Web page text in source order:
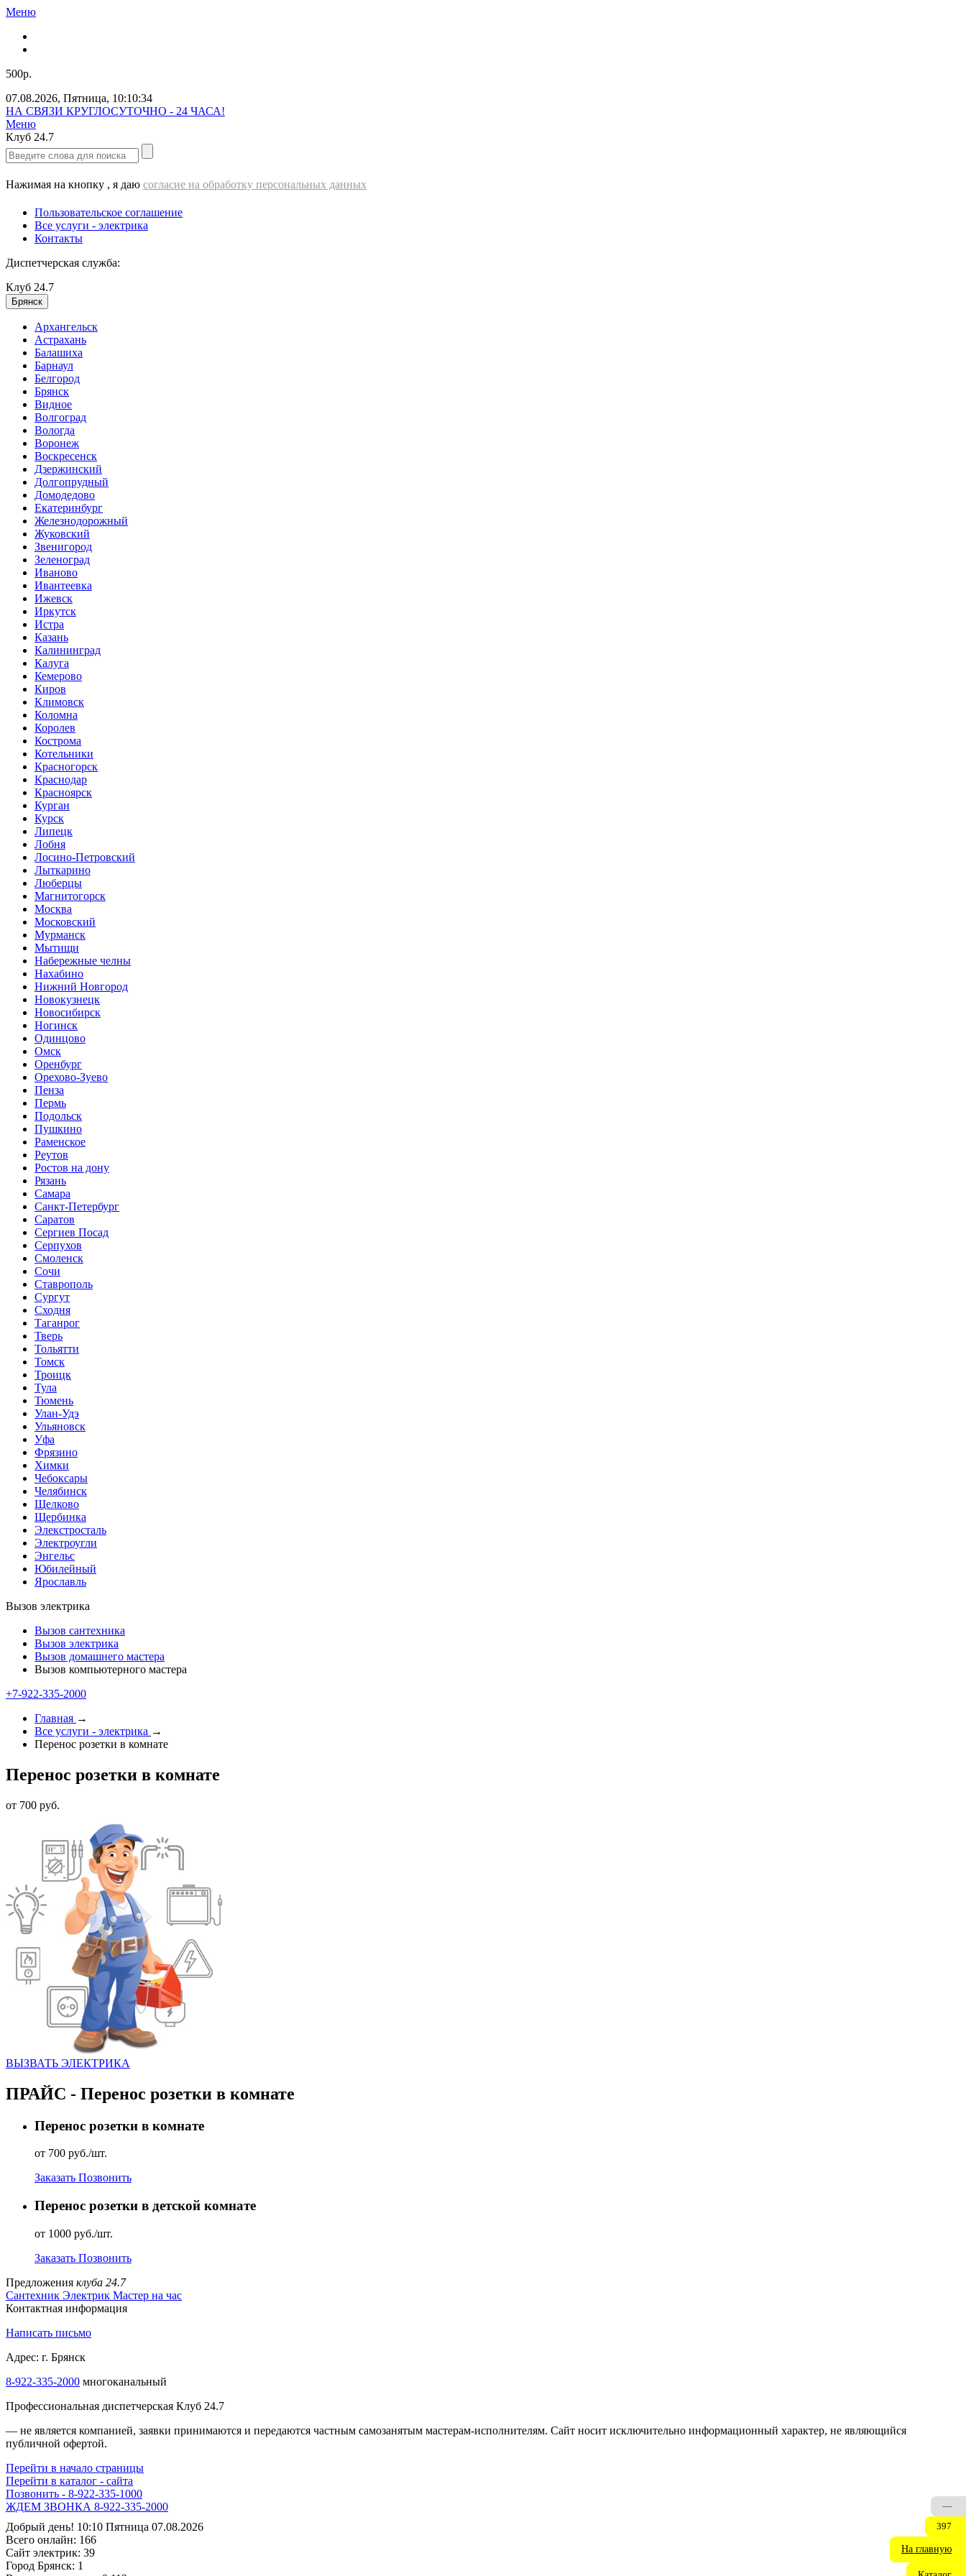
Меню
500р.
07.08.2026, Пятница, 10:10:36
Звоните нам прямо сейчас!
Меню
Клуб 24.7
Нажимая на кнопку , я даю согласие на обработку персональных данных
Пользовательское соглашение
Все услуги - электрика
Контакты
Диспетчерская служба:
Клуб 24.7
Брянск
Архангельск
Астрахань
Балашиха
Барнаул
Белгород
Брянск
Видное
Волгоград
Вологда
Воронеж
Воскресенск
Дзержинский
Долгопрудный
Домодедово
Екатеринбург
Железнодорожный
Жуковский
Звенигород
Зеленоград
Иваново
Ивантеевка
Ижевск
Иркутск
Истра
Казань
Калининград
Калуга
Кемерово
Киров
Климовск
Коломна
Королев
Кострома
Котельники
Красногорск
Краснодар
Красноярск
Курган
Курск
Липецк
Лобня
Лосино-Петровский
Лыткарино
Люберцы
Магнитогорск
Москва
Московский
Мурманск
Мытищи
Набережные челны
Нахабино
Нижний Новгород
Новокузнецк
Новосибирск
Ногинск
Одинцово
Омск
Оренбург
Орехово-Зуево
Пенза
Пермь
Подольск
Пушкино
Раменское
Реутов
Ростов на дону
Рязань
Самара
Санкт-Петербург
Саратов
Сергиев Посад
Серпухов
Смоленск
Сочи
Ставрополь
Сургут
Сходня
Таганрог
Тверь
Тольятти
Томск
Троицк
Тула
Тюмень
Улан-Удэ
Ульяновск
Уфа
Фрязино
Химки
Чебоксары
Челябинск
Щелково
Щербинка
Элекстросталь
Электроугли
Энгельс
Юбилейный
Ярославль
Вызов электрика
Вызов сантехника
Вызов электрика
Вызов домашнего мастера
Вызов компьютерного мастера
+7-922-335-1000
Главная →
Все услуги - электрика →
Перенос розетки в комнате
Перенос розетки в комнате
от 700 руб.
ВЫЗВАТЬ ЭЛЕКТРИКА
ПРАЙС - Перенос розетки в комнате
Перенос розетки в комнате
от 700 руб./шт.
Заказать Позвонить
Перенос розетки в детской комнате
от 1000 руб./шт.
Заказать Позвонить
Предложения клуба 24.7
Сантехник Электрик Мастер на час
Контактная информация
Написать письмо
Адрес: г. Брянск
8-922-335-2000 многоканальный
Профессиональная диспетчерская Клуб 24.7
— не является компанией, заявки принимаются и передаются частным самозанятым мастерам‑исполнителям. Сайт носит исключительно информационный характер, не являющийся
публичной офертой.
Перейти в начало страницы
Перейти в каталог - сайта
Позвонить - 8-922-335-1000
ЖДЕМ ЗВОНКА 8-922-335-2000
Добрый день! 10:10 Пятница 07.08.2026
Всего онлайн: 166
Сайт электрик: 39
Город Брянск: 1
—
397
На главную